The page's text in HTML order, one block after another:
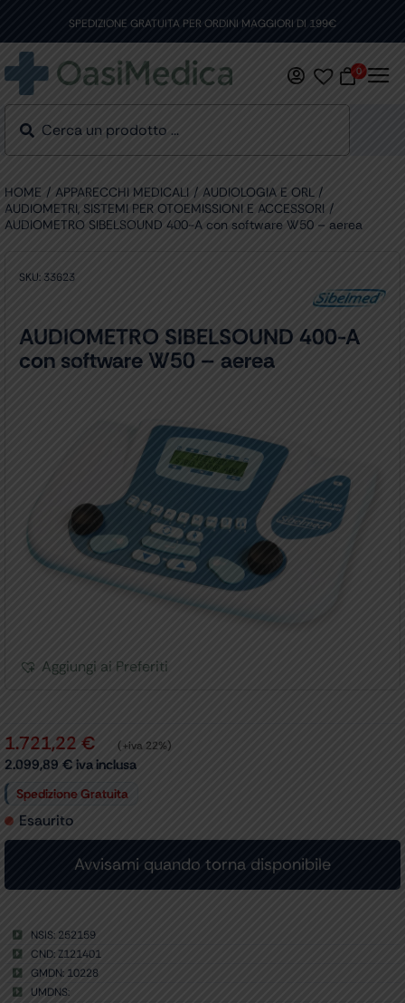
content
SPEDIZIONE GRATUITA PER ORDINI MAGGIORI DI 199€
0
HOME APPARECCHI MEDICALI
AUDIOLOGIA E ORL
AUDIOMETRI, SISTEMI PER OTOEMISSIONI E ACCESSORI
AUDIOMETRO SIBELSOUND 400-A con software W50 – aerea
SKU: 33623
AUDIOMETRO SIBELSOUND 400-A
con software W50 – aerea
Aggiungi ai Preferiti
1.721,22 € (+iva 22%)
2.099,89 € iva inclusa
Spedizione Gratuita
Esaurito
NSIS: 252159
CND: Z121401
GMDN: 10228
UMDNS: